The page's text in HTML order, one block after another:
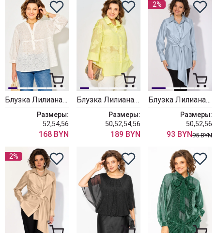
Блузка Лилиана 1550 светлый
Размеры:
52,54,56
168 BYN
Блузка Лилиана 1543 лимонный
Размеры:
50,52,54,56
189 BYN
2%
Блузка Лилиана 1520 арктический голубой
Размеры:
50,52,56
93 BYN95 BYN
2%